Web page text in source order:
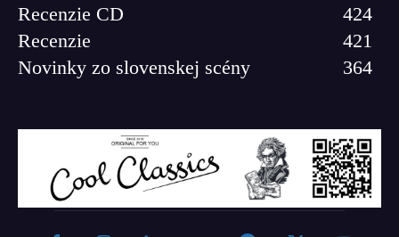
Recenzie CD
424
Recenzie
421
Novinky zo slovenskej scény
364